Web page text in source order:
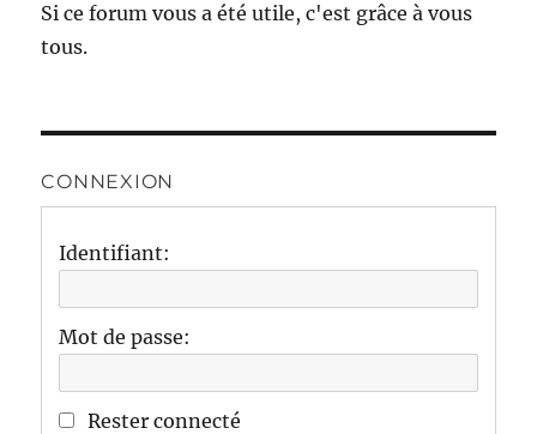
Si ce forum vous a été utile, c'est grâce à vous
tous.
CONNEXION
Identifiant:
Mot de passe:
Rester connecté